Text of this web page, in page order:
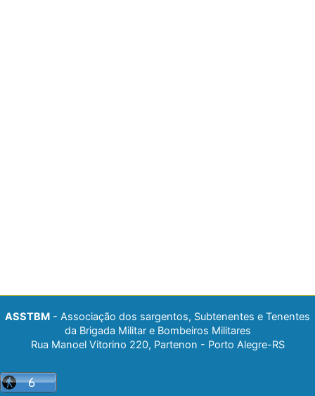
ASSTBM - Associação dos sargentos, Subtenentes e Tenentes
da Brigada Militar e Bombeiros Militares
Rua Manoel Vitorino 220, Partenon - Porto Alegre-RS